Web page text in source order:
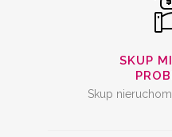
SKUP
Skup